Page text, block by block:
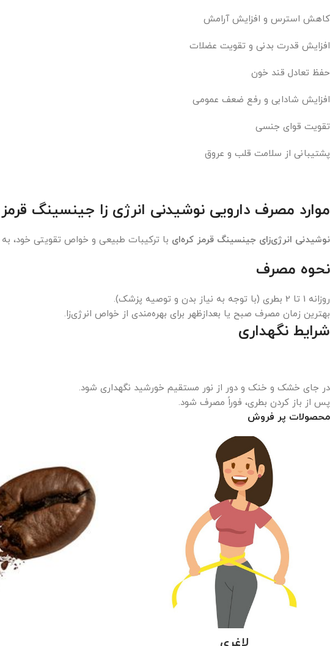
کاهش استرس و افزایش آرامش
افزایش قدرت بدنی و تقویت عضلات
حفظ تعادل قند خون
افزایش شادابی و رفع ضعف عمومی
تقویت قوای جنسی
پشتیبانی از سلامت قلب و عروق
موارد مصرف دارویی نوشیدنی انرژی زا جینسینگ
نوشیدنی انرژی‌زای جینسینگ قرمز کره‌ای با ترکیبات طبیعی و خواص تقویتی خود،
نحوه مصرف
روزانه 1 تا 2 بطری (با توجه به نیاز بدن و توصیه پزشک).
بهترین زمان مصرف صبح یا بعدازظهر برای بهره‌مندی از خواص انرژی‌زا.
شرایط نگهداری
در جای خشک و خنک و دور از نور مستقیم خورشید نگهداری شود.
پس از باز کردن بطری، فوراً مصرف شود.
محصولات پر فروش